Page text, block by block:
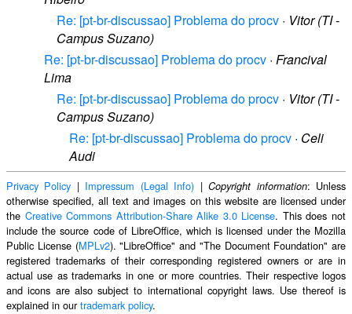
Re: [pt-br-discussao] Problema do procv · Vitor (TI -
Campus Suzano)
Re: [pt-br-discussao] Problema do procv · Francival
Lima
Re: [pt-br-discussao] Problema do procv · Vitor (TI -
Campus Suzano)
Re: [pt-br-discussao] Problema do procv · Celi
Audi
Privacy Policy | Impressum (Legal Info) |Copyright information: Unless
otherwise specified, all text and images on this website are licensed under
the Creative Commons Attribution-Share Alike 3.0 License. This does not
include the source code of LibreOffice, which is licensed under the Mozilla
Public License (MPLv2). "LibreOffice" and "The Document Foundation" are
registered trademarks of their corresponding registered owners or are in
actual use as trademarks in one or more countries. Their respective logos
and icons are also subject to international copyright laws. Use thereof is
explained in ourtrademark policy.